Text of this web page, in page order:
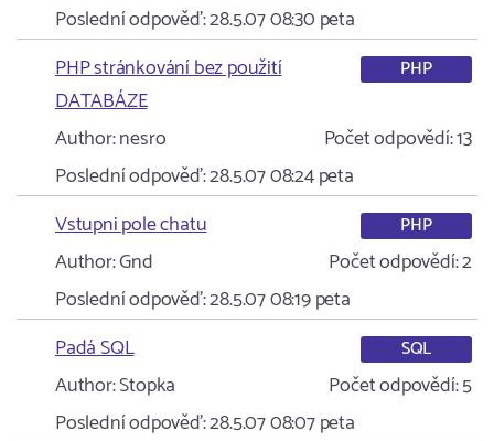
Poslední odpověď:28.5.07 08:30 peta
PHP stránkování bez použití
DATABÁZE
PHP
Author:nesro Počet odpovědí:13
Poslední odpověď:28.5.07 08:24peta
Vstupni pole chatu
PHP
Author:Gnd Počet odpovědí:2
Poslední odpověď:28.5.07 08:19peta
Padá SQL
SQL
Author:Stopka Počet odpovědí:5
Poslední odpověď:28.5.07 08:07peta